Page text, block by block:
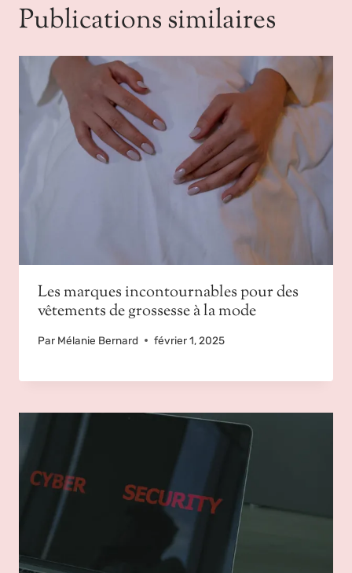
Publications similaires
Les marques incontournables pour des
vêtements de grossesse à la mode
Par Mélanie Bernard février 1, 2025